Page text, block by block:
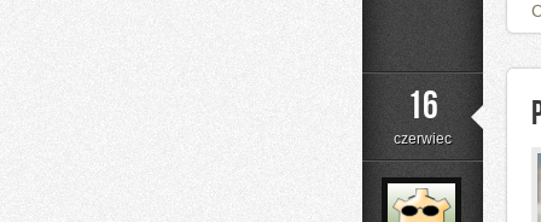
16
czerwiec